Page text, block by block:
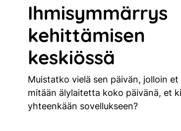
Ihmisymmärrys
kehittämisen
keskiössä
Muistatko vielä sen päivän, jolloin
mitään älylaitetta koko päivänä, et
yhteenkään sovellukseen?